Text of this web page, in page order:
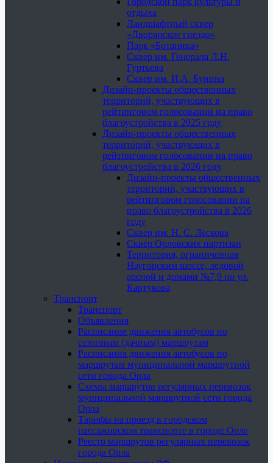
отдыха
Ландшафтный сквер
«Дворянское гнездо»
Парк «Ботаника»
Сквер им. Генерала Л.Н.
Гуртьева
Сквер им. И.А. Бунина
Дизайн-проекты общественных
территорий, участвующих в
рейтинговом голосовании на право
благоустройства в 2025 году
Дизайн-проекты общественных
территорий, участвующих в
рейтинговом голосовании на право
благоустройства в 2026 году
Дизайн-проекты общественных
территорий, участвующих в
рейтинговом голосовании на
право благоустройства в 2026
году
Сквер им. Н. С. Лескова
Сквер Орловских партизан
Территория, ограниченная
Наугорским шоссе, ледовой
ареной и домами №7,9 по ул.
Картукова
Транспорт
Транспорт
Объявления
Расписание движения автобусов по
сезонным (дачным) маршрутам
Расписания движения автобусов по
маршрутам муниципальной маршрутной
сети города Орла
Схемы маршрутов регулярных перевозок
муниципальной маршрутной сети города
Орла
Тарифы на проезд в городском
пассажирском транспорте в городе Орле
Реестр маршрутов регулярных перевозок
города Орла